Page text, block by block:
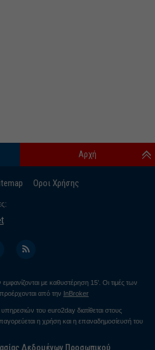
Οροι Χρήσης
Αρχή
με καθυστέρηση 15’. Οι τιμές των
από την InBroker
του euro2day διατίθεται στους
η χρήση και η επαναδημοσίευσή του
Δεδομένων Προσωπικού